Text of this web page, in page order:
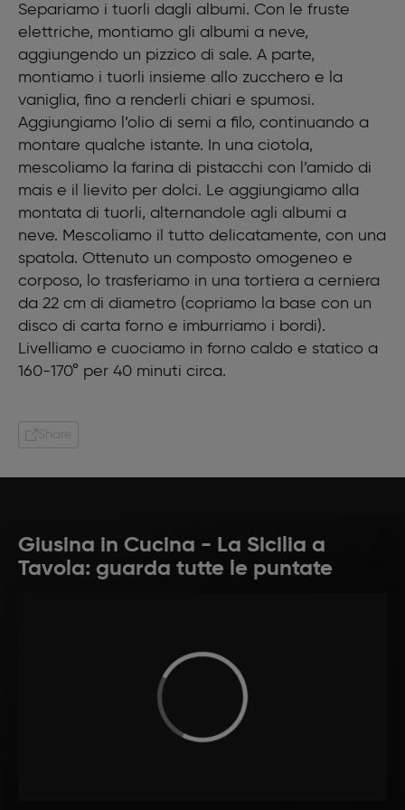
Separiamo i tuorli dagli albumi. Con le fruste
elettriche, montiamo gli albumi a neve,
aggiungendo un pizzico di sale. A parte,
montiamo i tuorli insieme allo zucchero e la
vaniglia, fino a renderli chiari e spumosi.
Aggiungiamo l’olio di semi a filo, continuando a
montare qualche istante. In una ciotola,
mescoliamo la farina di pistacchi con l’amido di
mais e il lievito per dolci. Le aggiungiamo alla
montata di tuorli, alternandole agli albumi a
neve. Mescoliamo il tutto delicatamente, con una
spatola. Ottenuto un composto omogeneo e
corposo, lo trasferiamo in una tortiera a cerniera
da 22 cm di diametro (copriamo la base con un
disco di carta forno e imburriamo i bordi).
Livelliamo e cuociamo in forno caldo e statico a
160-170° per 40 minuti circa.
Share
Giusina in Cucina - La Sicilia a
Tavola: guarda tutte le puntate